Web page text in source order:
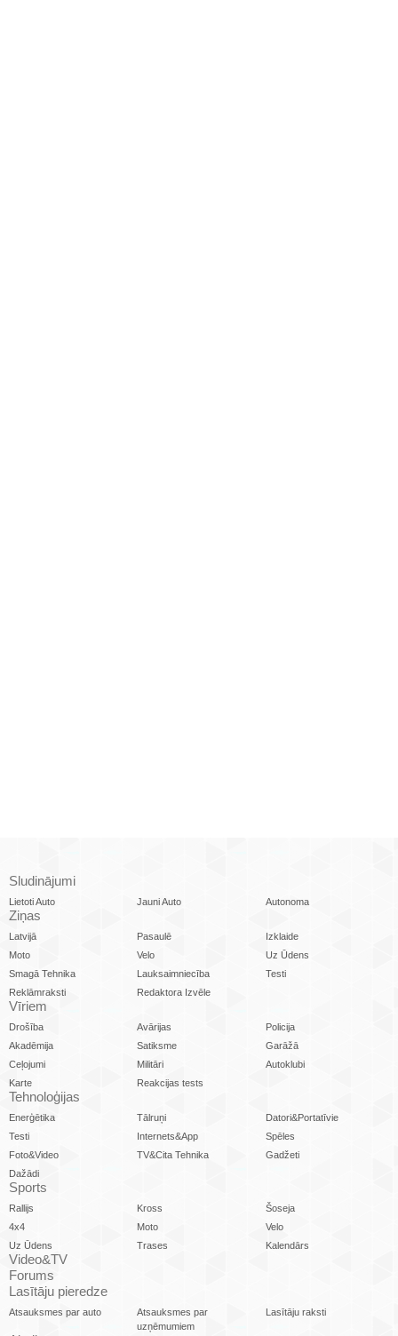
Sludinājumi
Lietoti Auto Jauni Auto Autonoma
Ziņas
Latvijā Pasaulē
Izklaide
Moto
Velo
Uz Ūdens
Smagā Tehnika
Lauksaimniecība
Testi
Reklāmraksti
Redaktora Izvēle
Vīriem
Drošība Avārijas
Policija
Akadēmija
Satiksme
Garāžā
Ceļojumi
Militāri
Autoklubi
Karte
Reakcijas tests
Tehnoloģijas
Enerģētika Tālruņi
Datori&Portatīvie
Testi
Internets&App
Spēles
Foto&Video
TV&Cita Tehnika
Gadžeti
Dažādi
Sports
Rallijs Kross
Šoseja
4x4
Moto
Velo
Uz Ūdens
Trases Kalendārs
Video&TV
Forums
Lasītāju pieredze
Atsauksmes par auto
Atsauksmes par
uzņēmumiem
Lasītāju raksti